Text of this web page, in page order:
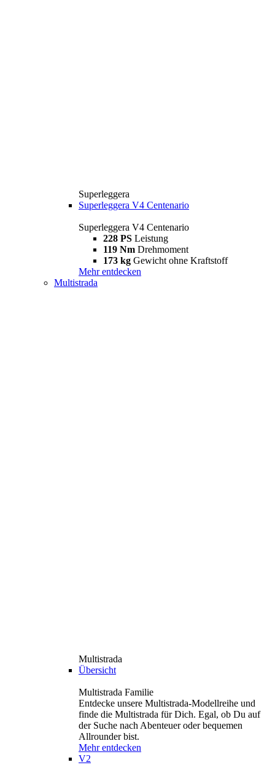
Superleggera
Superleggera V4 Centenario
Superleggera V4 Centenario
228 PS Leistung
119 Nm Drehmoment
173 kg Gewicht ohne Kraftstoff
Mehr entdecken
Multistrada
Multistrada
Übersicht
Multistrada Familie
Entdecke unsere Multistrada-Modellreihe und
finde die Multistrada für Dich. Egal, ob Du auf
der Suche nach Abenteuer oder bequemen
Allrounder bist.
Mehr entdecken
V2